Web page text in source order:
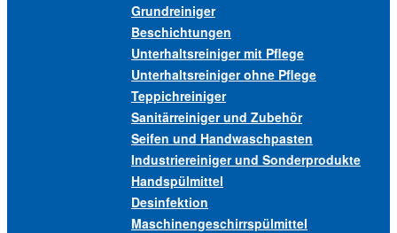
Grundreiniger
Beschichtungen
Unterhaltsreiniger mit Pflege
Unterhaltsreiniger ohne Pflege
Teppichreiniger
Sanitärreiniger und Zubehör
Seifen und Handwaschpasten
Industriereiniger und Sonderprodukte
Handspülmittel
Desinfektion
Maschinengeschirrspülmittel